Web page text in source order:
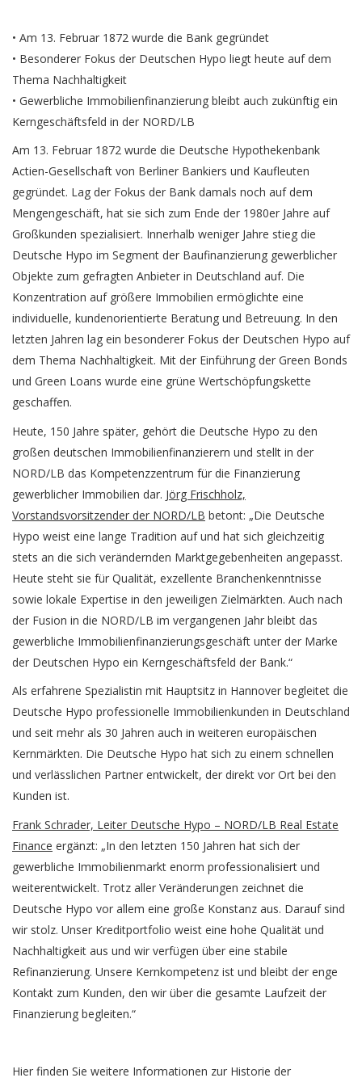
• Am 13. Februar 1872 wurde die Bank gegründet
• Besonderer Fokus der Deutschen Hypo liegt heute auf dem
Thema Nachhaltigkeit
• Gewerbliche Immobilienfinanzierung bleibt auch zukünftig ein
Kerngeschäftsfeld in der NORD/LB
Am 13. Februar 1872 wurde die Deutsche Hypothekenbank
Actien-Gesellschaft von Berliner Bankiers und Kaufleuten
gegründet. Lag der Fokus der Bank damals noch auf dem
Mengengeschäft, hat sie sich zum Ende der 1980er Jahre auf
Großkunden spezialisiert. Innerhalb weniger Jahre stieg die
Deutsche Hypo im Segment der Baufinanzierung gewerblicher
Objekte zum gefragten Anbieter in Deutschland auf. Die
Konzentration auf größere Immobilien ermöglichte eine
individuelle, kundenorientierte Beratung und Betreuung. In den
letzten Jahren lag ein besonderer Fokus der Deutschen Hypo auf
dem Thema Nachhaltigkeit. Mit der Einführung der Green Bonds
und Green Loans wurde eine grüne Wertschöpfungskette
geschaffen.
Heute, 150 Jahre später, gehört die Deutsche Hypo zu den
großen deutschen Immobilienfinanzierern und stellt in der
NORD/LB das Kompetenzzentrum für die Finanzierung
gewerblicher Immobilien dar. Jörg Frischholz,
Vorstandsvorsitzender der NORD/LB betont: „Die Deutsche
Hypo weist eine lange Tradition auf und hat sich gleichzeitig
stets an die sich verändernden Marktgegebenheiten angepasst.
Heute steht sie für Qualität, exzellente Branchenkenntnisse
sowie lokale Expertise in den jeweiligen Zielmärkten. Auch nach
der Fusion in die NORD/LB im vergangenen Jahr bleibt das
gewerbliche Immobilienfinanzierungsgeschäft unter der Marke
der Deutschen Hypo ein Kerngeschäftsfeld der Bank.“
Als erfahrene Spezialistin mit Hauptsitz in Hannover begleitet die
Deutsche Hypo professionelle Immobilienkunden in Deutschland
und seit mehr als 30 Jahren auch in weiteren europäischen
Kernmärkten. Die Deutsche Hypo hat sich zu einem schnellen
und verlässlichen Partner entwickelt, der direkt vor Ort bei den
Kunden ist.
Frank Schrader, Leiter Deutsche Hypo – NORD/LB Real Estate
Finance ergänzt: „In den letzten 150 Jahren hat sich der
gewerbliche Immobilienmarkt enorm professionalisiert und
weiterentwickelt. Trotz aller Veränderungen zeichnet die
Deutsche Hypo vor allem eine große Konstanz aus. Darauf sind
wir stolz. Unser Kreditportfolio weist eine hohe Qualität und
Nachhaltigkeit aus und wir verfügen über eine stabile
Refinanzierung. Unsere Kernkompetenz ist und bleibt der enge
Kontakt zum Kunden, den wir über die gesamte Laufzeit der
Finanzierung begleiten.“
Hier finden Sie weitere Informationen zur Historie der